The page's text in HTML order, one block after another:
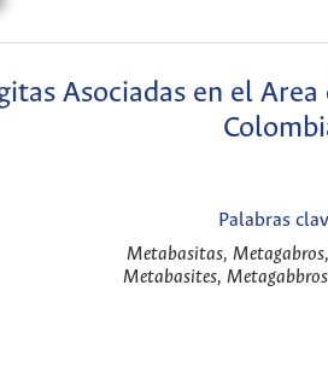
Asociadas en el
Palabras
Metabasitas,
Metabasites,